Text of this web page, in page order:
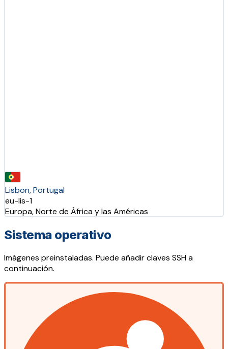
Lisbon, Portugal
eu-lis-1
Europa, Norte de África y las Américas
Sistema operativo
Imágenes preinstaladas. Puede añadir claves SSH a
continuación.